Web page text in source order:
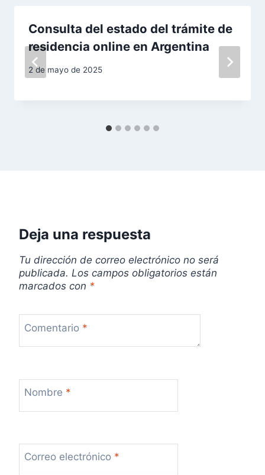
a
d
a
s
Consulta del estado del trámite de
residencia online en Argentina
2 de mayo de 2025
Deja una respuesta
Tu dirección de correo electrónico no será
publicada. Los campos obligatorios están
marcados con *
Comentario *
Nombre *
Correo electrónico *